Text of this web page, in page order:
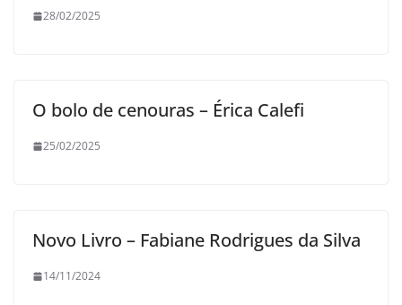
28/02/2025
O bolo de cenouras – Érica Calefi
25/02/2025
Novo Livro – Fabiane Rodrigues da Silva
14/11/2024